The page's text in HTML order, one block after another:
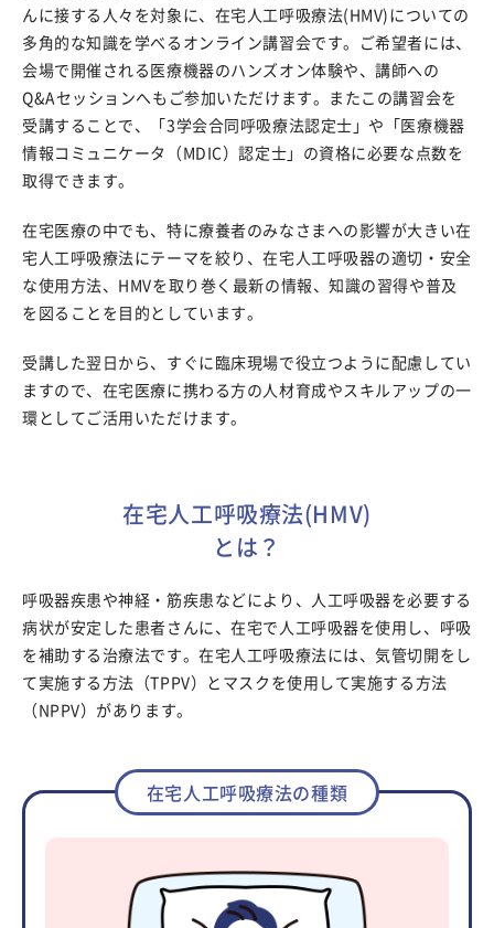
んに接する人々を対象に、在宅人工呼吸療法(HMV)についての
多角的な知識を学べるオンライン講習会です。ご希望者には、
会場で開催される医療機器のハンズオン体験や、講師への
Q&Aセッションへもご参加いただけます。またこの講習会を
受講することで、「3学会合同呼吸療法認定士」や「医療機器
情報コミュニケータ（MDIC）認定士」の資格に必要な点数を
取得できます。
在宅医療の中でも、特に療養者のみなさまへの影響が大きい在
宅人工呼吸療法にテーマを絞り、在宅人工呼吸器の適切・安全
な使用方法、HMVを取り巻く最新の情報、知識の習得や普及
を図ることを目的としています。
受講した翌日から、すぐに臨床現場で役立つように配慮してい
ますので、在宅医療に携わる方の人材育成やスキルアップの一
環としてご活用いただけます。
在宅人工呼吸療法(HMV)
とは？
呼吸器疾患や神経・筋疾患などにより、人工呼吸器を必要する
病状が安定した患者さんに、在宅で人工呼吸器を使用し、呼吸
を補助する治療法です。在宅人工呼吸療法には、気管切開をし
て実施する方法（TPPV）とマスクを使用して実施する方法
（NPPV）があります。
在宅人工呼吸療法の種類